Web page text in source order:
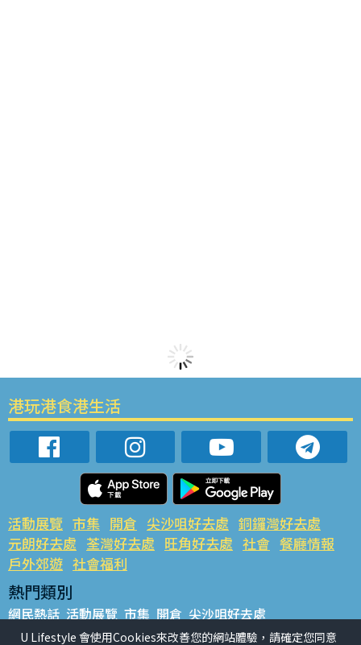
港玩港食港生活
活動展覽 市集 開倉 尖沙咀好去處 銅鑼灣好去處
元朗好去處 荃灣好去處 旺角好去處 社會 餐廳情報
戶外郊遊 社會福利
熱門類別
網民熱話 活動展覽 市集 開倉 尖沙咀好去處
銅鑼灣好去處 元朗好去處 荃灣好去處 旺角好去處 社會
U Lifestyle 會使用Cookies來改善您的網站體驗，請確定您同意